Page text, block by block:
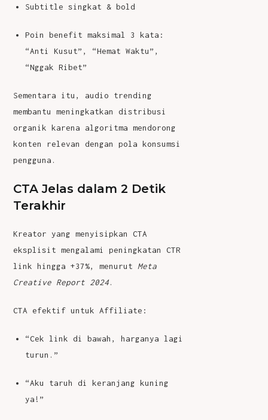
Subtitle singkat & bold
Poin benefit maksimal 3 kata:
“Anti Kusut”, “Hemat Waktu”,
“Nggak Ribet”
Sementara itu, audio trending
membantu meningkatkan distribusi
organik karena algoritma mendorong
konten relevan dengan pola konsumsi
pengguna.
CTA Jelas dalam 2 Detik
Terakhir
Kreator yang menyisipkan CTA
eksplisit mengalami peningkatan CTR
link hingga +37%, menurut Meta
Creative Report 2024.
CTA efektif untuk Affiliate:
“Cek link di bawah, harganya lagi
turun.”
“Aku taruh di keranjang kuning
ya!”